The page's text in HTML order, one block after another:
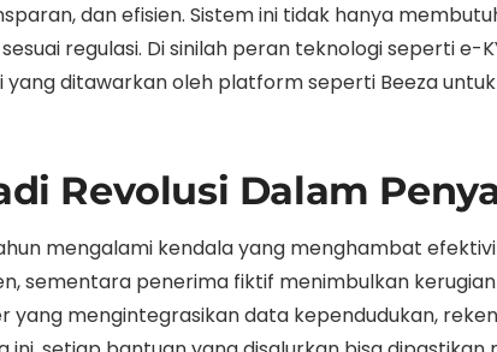
dan efisien. Sistem ini tidak hanya
regulasi. Di sinilah peran teknologi seperti e-
ditawarkan oleh platform seperti Beeza
Revolusi Dalam
mengalami kendala yang menghambat
sementara penerima fiktif menimbulkan
yang mengintegrasikan data kependudukan,